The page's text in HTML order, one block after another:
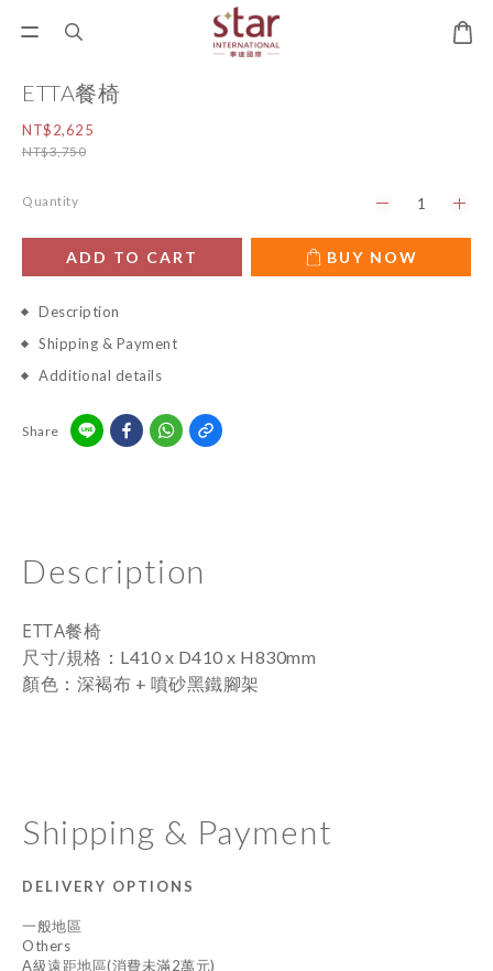
ETTA餐椅
NT$2,625
NT$3,750
Quantity
ADD TO CART BUY NOW
Description
Shipping & Payment
Additional details
Share
Description
ETTA餐椅
尺寸/規格 ： L410 x D410 x H830mm
顏色 ： 深褐布 + 噴砂黑鐵腳架
Shipping & Payment
DELIVERY OPTIONS
一般地區
Others
A級遠距地區(消費未滿2萬元)